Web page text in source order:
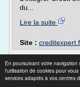
En poursuivant votre
l'utilisation de cookies pour
services adaptés à vos centres
du...
Lire la suite
Site :
credit
hospitaliers ...
pret immobilier »